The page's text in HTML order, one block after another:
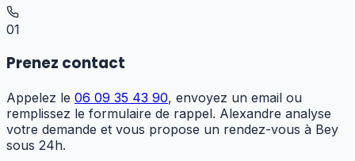
01
Prenez contact
Appelez le 06 09 35 43 90, envoyez un email ou
remplissez le formulaire de rappel. Alexandre analyse
votre demande et vous propose un rendez-vous à Bey
sous 24h.